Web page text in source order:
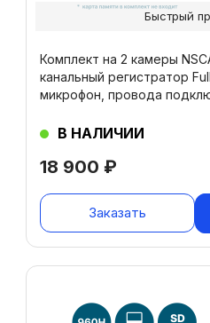
18 900 ₽
Комплект на 2 камеры
канальный регистратор
микрофон, провода
В НАЛИЧИИ
Заказать
Быстрый